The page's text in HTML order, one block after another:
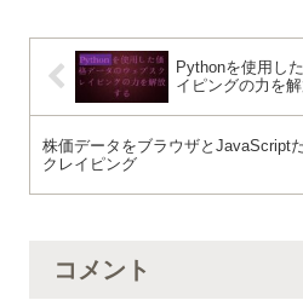
Pythonを使用し
イピングの力を
株価データをブラウザとJavaScript
クレイピング
コメント